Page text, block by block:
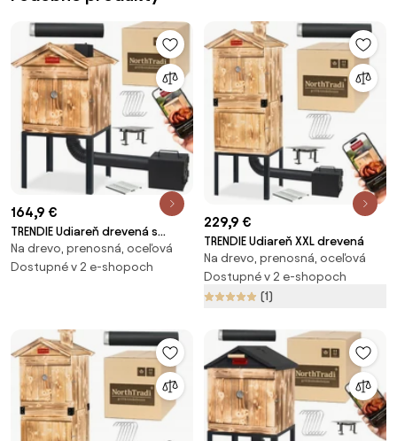
164,9 €
TRENDIE Udiareň drevená s
kovovým komínom
Na drevo, prenosná, oceľová
Dostupné v 2 e-shopoch
229,9 €
TRENDIE Udiareň XXL drevená
Na drevo, prenosná, oceľová
Dostupné v 2 e-shopoch
(1)